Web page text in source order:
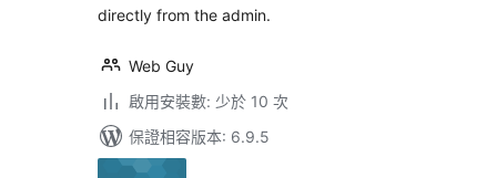
directly from the admin.
Web Guy
啟用安裝數: 少於 10 次
保證相容版本: 6.9.5